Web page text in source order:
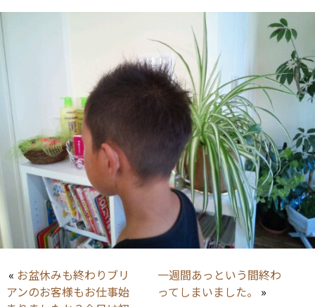
« お盆休みも終わりブリ
アンのお客様もお仕事始
一週間あっという間終わ
ってしまいました。
»